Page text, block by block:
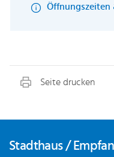
Öffnungszeiten
Stadthaus /